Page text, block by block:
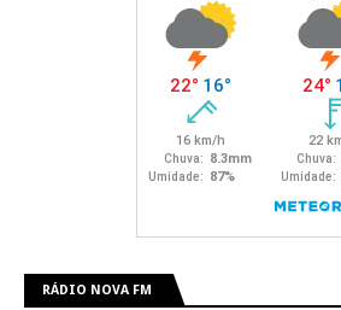
RÁDIO NOVA FM